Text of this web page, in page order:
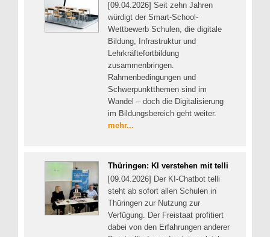
[09.04.2026] Seit zehn Jahren
würdigt der Smart-School-
Wettbewerb Schulen, die digitale
Bildung, Infrastruktur und
Lehrkräftefortbildung
zusammenbringen.
Rahmenbedingungen und
Schwerpunktthemen sind im
Wandel – doch die Digitalisierung
im Bildungsbereich geht weiter.
mehr...
Thüringen: KI verstehen mit telli
[09.04.2026] Der KI-Chatbot telli
steht ab sofort allen Schulen in
Thüringen zur Nutzung zur
Verfügung. Der Freistaat profitiert
dabei von den Erfahrungen anderer